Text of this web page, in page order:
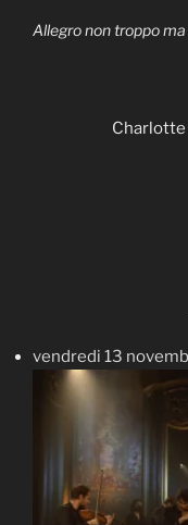
Allegro non troppo
vendredi 13